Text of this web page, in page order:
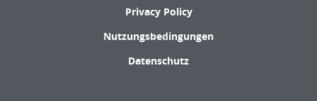
Privacy Policy
Nutzungsbedingungen
Datenschutz